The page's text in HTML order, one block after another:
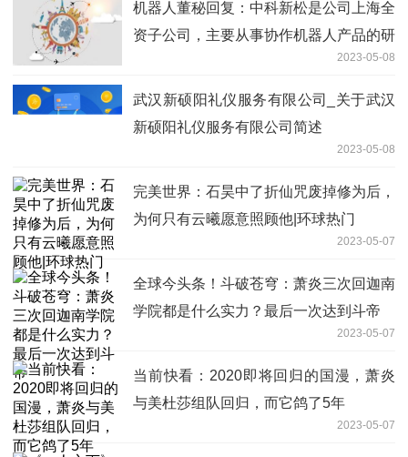
机器人董秘回复：中科新松是公司上海全
资子公司，主要从事协作机器人产品的研
2023-05-08
武汉新硕阳礼仪服务有限公司_关于武汉
新硕阳礼仪服务有限公司简述
2023-05-08
完美世界：​石昊中了折仙咒废掉修为后，
为何只有云曦愿意照顾他|环球热门
2023-05-07
全球今头条！斗破苍穹：萧炎三次回迦南
学院都是什么实力？最后一次达到斗帝
2023-05-07
当前快看：2020即将回归的国漫，萧炎
与美杜莎组队回归，而它鸽了5年
2023-05-07